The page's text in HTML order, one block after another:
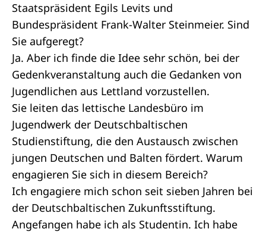
Staatspräsident Egils Levits und
Bundespräsident Frank-Walter Steinmeier. Sind
Sie aufgeregt?
Ja. Aber ich finde die Idee sehr schön, bei der
Gedenkveranstaltung auch die Gedanken von
Jugendlichen aus Lettland vorzustellen.
Sie leiten das lettische Landesbüro im
Jugendwerk der Deutschbaltischen
Studienstiftung, die den Austausch zwischen
jungen Deutschen und Balten fördert. Warum
engagieren Sie sich in diesem Bereich?
Ich engagiere mich schon seit sieben Jahren bei
der Deutschbaltischen Zukunftsstiftung.
Angefangen habe ich als Studentin. Ich habe